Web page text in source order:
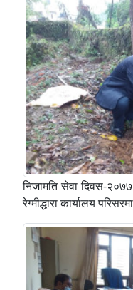
निजामति सेवा दिवस-
रेग्मीद्धारा कार्यालय